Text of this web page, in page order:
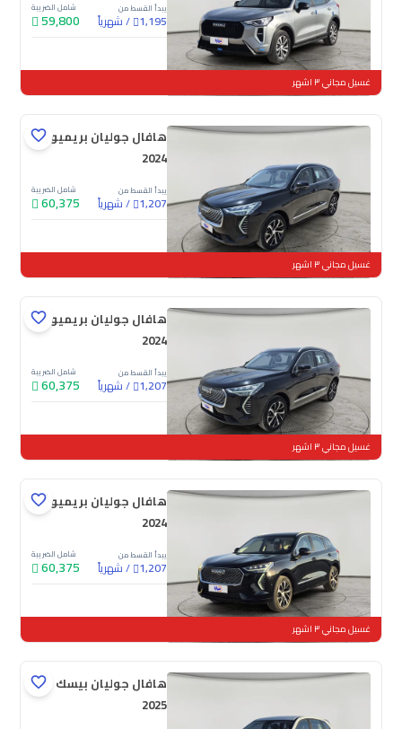
يبدأ القسط من
1,195
/شهرياً
شامل الضريبة
59,800
جديدة
غسيل مجاني ٣ اشهر
هافال جوليان بريميوم
2024
يبدأ القسط من
1,207
/شهرياً
شامل الضريبة
60,375
جديدة
غسيل مجاني ٣ اشهر
هافال جوليان بريميوم
2024
يبدأ القسط من
1,207
/شهرياً
شامل الضريبة
60,375
جديدة
غسيل مجاني ٣ اشهر
هافال جوليان بريميوم
2024
يبدأ القسط من
1,207
/شهرياً
شامل الضريبة
60,375
جديدة
غسيل مجاني ٣ اشهر
هافال جوليان بيسك
2025